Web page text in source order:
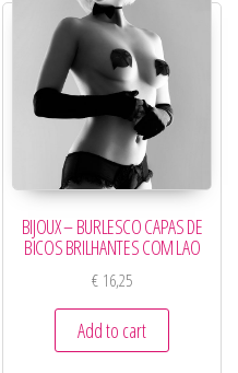
BIJOUX – BURLESCO CAPAS DE
BICOS BRILHANTES COM LAO
€ 16,25
Add to cart